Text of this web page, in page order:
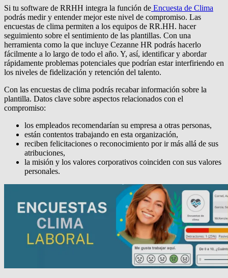
Si tu software de RRHH integra la función de Encuesta de Clima
podrás medir y entender mejor este nivel de compromiso. Las
encuestas de clima permiten a los equipos de RR.HH. hacer
seguimiento sobre el sentimiento de las plantillas. Con una
herramienta como la que incluye Cezanne HR podrás hacerlo
fácilmente a lo largo de todo el año. Y, así, identificar y abordar
rápidamente problemas potenciales que podrían estar interfiriendo en
los niveles de fidelización y retención del talento.
Con las encuestas de clima podrás recabar información sobre la
plantilla. Datos clave sobre aspectos relacionados con el
compromiso:
los empleados recomendarían su empresa a otras personas,
están contentos trabajando en esta organización,
reciben felicitaciones o reconocimiento por ir más allá de sus
atribuciones,
la misión y los valores corporativos coinciden con sus valores
personales.